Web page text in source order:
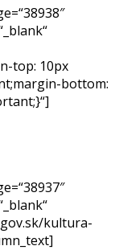
top: 10px
bottom:
kultura-